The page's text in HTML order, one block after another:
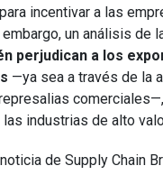
incentivar a las
un análisis de
perjudican a los
—ya sea a través de la
industrias de alto
de Supply Chain